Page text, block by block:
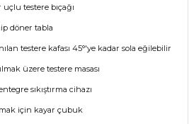
testere bıçağı
döner tabla
testere kafası 45°'ye kadar sola eğilebilir
üzere testere masası
sıkıştırma cihazı
için kayar çubuk